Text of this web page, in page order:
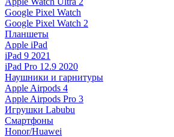
Google Pixel Watch
Google Pixel Watch 2
Планшеты
Apple iPad
iPad 9 2021
iPad Pro 12.9 2020
Наушники и гарнитуры
Apple Airpods 4
Apple Airpods Pro 3
Игрушки Labubu
Смартфоны
Honor/Huawei